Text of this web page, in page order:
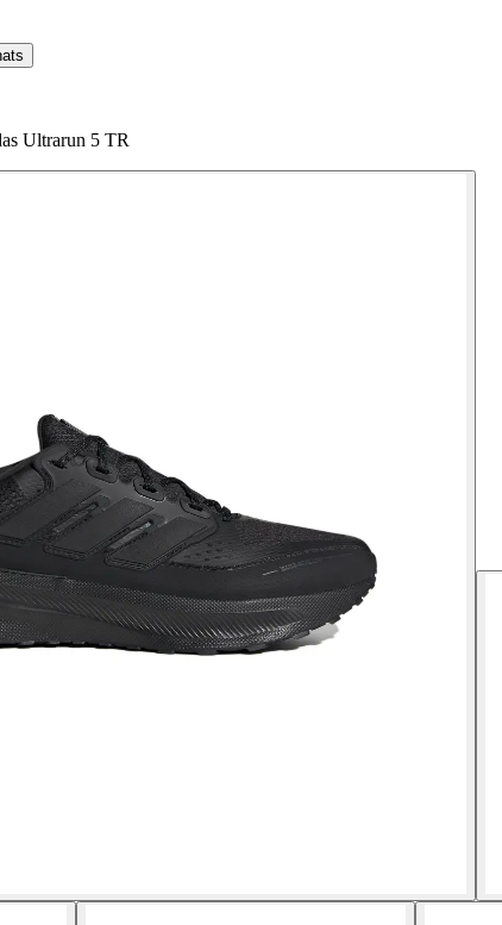
Ultrarun 5 TR